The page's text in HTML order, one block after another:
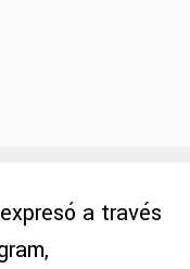
a través